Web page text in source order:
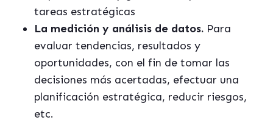
tareas estratégicas
La medición y análisis de datos. Para
evaluar tendencias, resultados y
oportunidades, con el fin de tomar las
decisiones más acertadas, efectuar una
planificación estratégica, reducir riesgos,
etc.